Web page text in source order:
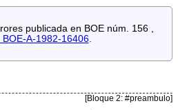
publicada en BOE núm. 156 ,
BOE-A-1982-16406.
[Bloque 2: #preambulo]